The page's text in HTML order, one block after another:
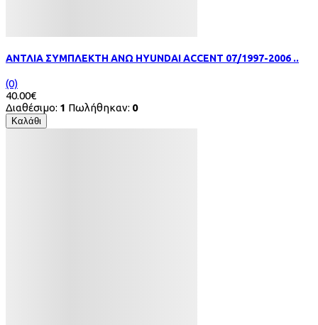
ΑΝΤΛΙΑ ΣΥΜΠΛΕΚΤΗ ΑΝΩ HYUNDAI ACCENT 07/1997-2006 ..
(0)
40.00€
Διαθέσιμο: 1 Πωλήθηκαν: 0
Καλάθι